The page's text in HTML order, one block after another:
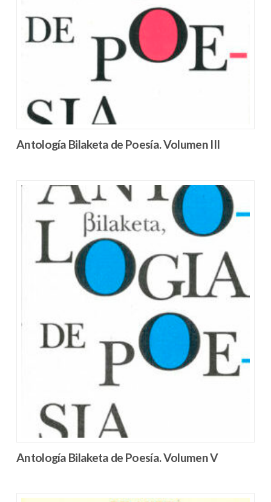
Antología Bilaketa de Poesía. Volumen III
Antología Bilaketa de Poesía. Volumen V